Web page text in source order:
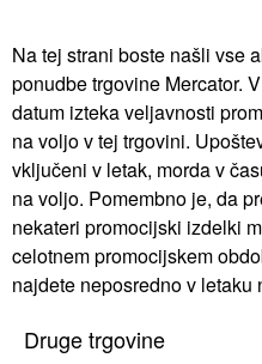
Na tej strani boste našli vse
ponudbe trgovine Mercator.
datum izteka veljavnosti
na voljo v tej trgovini.
vključeni v letak, morda v
na voljo. Pomembno je, da
nekateri promocijski izdelki
celotnem promocijskem
najdete neposredno v letaku
Druge trgovine